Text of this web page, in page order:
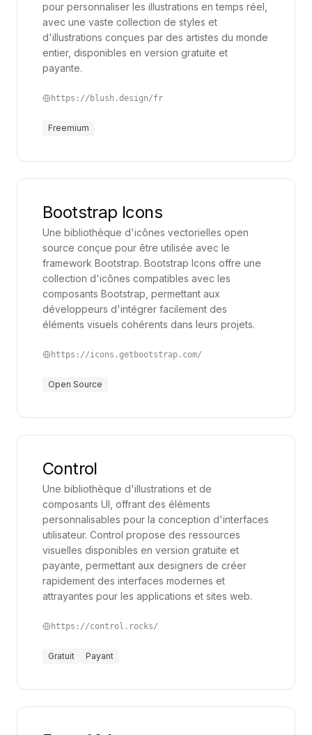
visuelle. Cela favorise une identité forte, contribuant
à la reconnaissance de la marque tout en facilitant
la compréhension des messages par les
destinataires. De plus, cette approche visuelle aide
cible, particulièrement dans des contextes où
l'information doit être assimilée rapidement.
Enfin, ces outils apportent une flexibilité précieuse.
considérablement les délais de production. Que ce
soit pour un rapport annuel, une présentation
client, ou des posts sur les réseaux sociaux, les
entreprises peuvent s’adapter facilement aux
attentes variées de leur audience tout en produisant
du contenu impactant.
donc investir dans une productivité accrue et une
tout en garantissant que chaque message soit
compris et mémorisé.
pour personnaliser les illustrations en temps réel,
avec une vaste collection de styles et
d'illustrations conçues par des artistes du monde
entier, disponibles en version gratuite et
payante.
https://blush.design/fr
Freemium
Bootstrap Icons
Une bibliothèque d'icônes vectorielles open
source conçue pour être utilisée avec le
framework Bootstrap. Bootstrap Icons offre une
collection d'icônes compatibles avec les
composants Bootstrap, permettant aux
développeurs d'intégrer facilement des
éléments visuels cohérents dans leurs projets.
https://icons.getbootstrap.com/
Open Source
Control
Une bibliothèque d'illustrations et de
composants UI, offrant des éléments
personnalisables pour la conception d'interfaces
utilisateur. Control propose des ressources
visuelles disponibles en version gratuite et
payante, permettant aux designers de créer
rapidement des interfaces modernes et
attrayantes pour les applications et sites web.
https://control.rocks/
Gratuit Payant